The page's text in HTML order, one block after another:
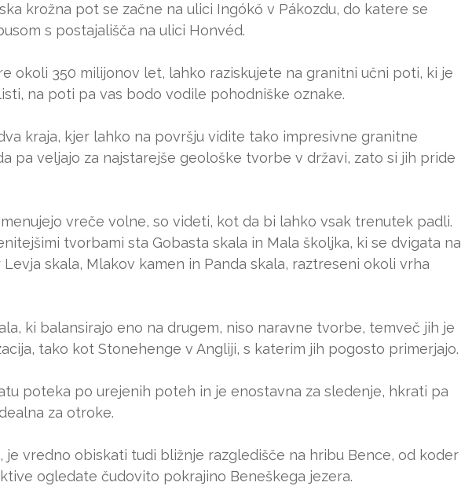
krožna pot se začne na ulici Ingókő v Pákozdu, do katere se
s postajališča na ulici Honvéd.
okoli 350 milijonov let, lahko raziskujete na granitni učni poti, ki je
na poti pa vas bodo vodile pohodniške oznake.
kraja, kjer lahko na površju vidite tako impresivne granitne
pa veljajo za najstarejše geološke tvorbe v državi, zato si jih pride
vreče volne, so videti, kot da bi lahko vsak trenutek padli.
tvorbami sta Gobasta skala in Mala školjka, ki se dvigata na
skala, Mlakov kamen in Panda skala, raztreseni okoli vrha
ki balansirajo eno na drugem, niso naravne tvorbe, temveč jih je
tako kot Stonehenge v Angliji, s katerim jih pogosto primerjajo.
poteka po urejenih poteh in je enostavna za sledenje, hkrati pa
za otroke.
je vredno obiskati tudi bližnje razgledišče na hribu Bence, od koder
ogledate čudovito pokrajino Beneškega jezera.